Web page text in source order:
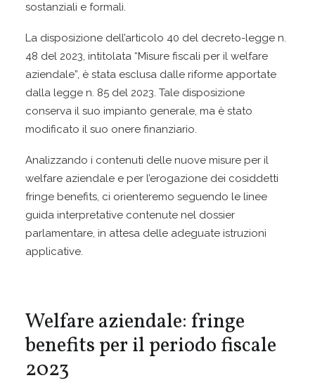
sostanziali e formali.
La disposizione dell’articolo 40 del decreto-legge n.
48 del 2023, intitolata “Misure fiscali per il welfare
aziendale”, è stata esclusa dalle riforme apportate
dalla legge n. 85 del 2023. Tale disposizione
conserva il suo impianto generale, ma è stato
modificato il suo onere finanziario.
Analizzando i contenuti delle nuove misure per il
welfare aziendale e per l’erogazione dei cosiddetti
fringe benefits, ci orienteremo seguendo le linee
guida interpretative contenute nel dossier
parlamentare, in attesa delle adeguate istruzioni
applicative.
Welfare aziendale: fringe
benefits per il periodo fiscale
2023